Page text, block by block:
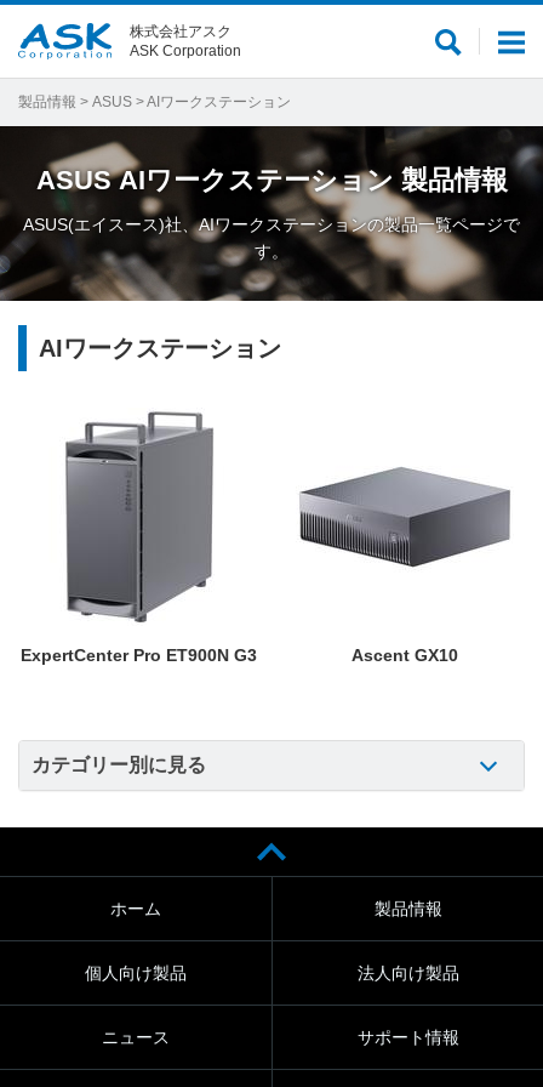
メ
ー
サ
内
検
索
株式会社アスク
ASK Corporation
製品情報 > ASUS > AIワークステーション
ASUS AIワークステーション 製品情報
ASUS(エイスース)社、AIワークステーションの製品一覧ページで
す。
AIワークステーション
ExpertCenter Pro ET900N G3 Ascent GX10
カテゴリー別に見る
ホーム 製品情報
個人向け製品 法人向け製品
ニュース サポート情報